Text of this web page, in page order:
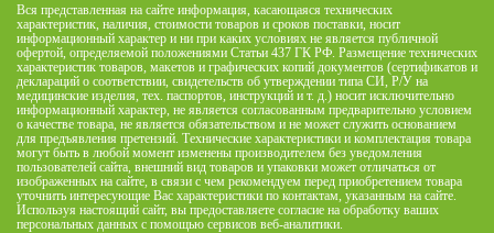
Вся представленная на сайте информация, касающаяся технических
характеристик, наличия, стоимости товаров и сроков поставки, носит
информационный характер и ни при каких условиях не является публичной
офертой, определяемой положениями Статьи 437 ГК РФ. Размещение технических
характеристик товаров, макетов и графических копий документов (сертификатов и
деклараций о соответствии, свидетельств об утверждении типа СИ, Р/У на
медицинские изделия, тех. паспортов, инструкций и т. д.) носит исключительно
информационный характер, не является согласованным предварительно условием
о качестве товара, не является обязательством и не может служить основанием
для предъявления претензий. Технические характеристики и комплектация товара
могут быть в любой момент изменены производителем без уведомления
пользователей сайта, внешний вид товаров и упаковки может отличаться от
изображенных на сайте, в связи с чем рекомендуем перед приобретением товара
уточнить интересующие Вас характеристики по контактам, указанным на сайте.
Используя настоящий сайт, вы предоставляете согласие на обработку ваших
персональных данных с помощью сервисов веб-аналитики.